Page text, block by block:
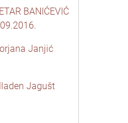
BANIĆEVIĆ
Janjić
Jagušt